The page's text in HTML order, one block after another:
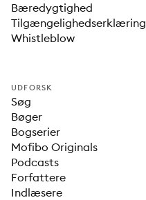
Bæredygtighed
Tilgængelighedserklæring
Whistleblow
UDFORSK
Søg
Bøger
Bogserier
Mofibo Originals
Podcasts
Forfattere
Indlæsere